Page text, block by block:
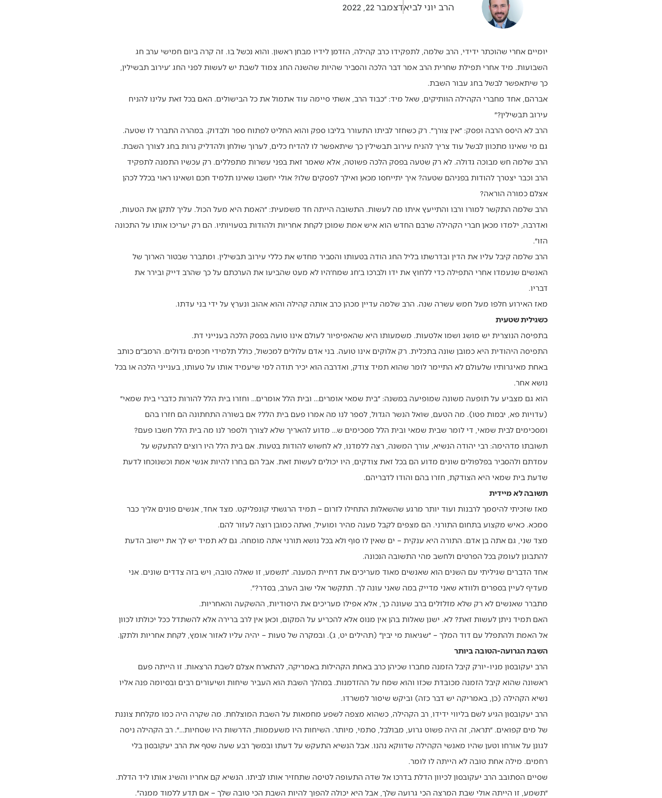
הרב יוני לביאדצמבר 22, 2022
יומיים אחרי שהוכתר ידידי, הרב שלמה, לתפקידו כרב קהילה, הזדמן לידיו מבחן ראשון. והוא נכשל בו. זה קרה ביום חמישי ערב חג
השבועות. מיד אחרי תפילת שחרית הרב אמר דבר הלכה והסביר שהיות שהשנה החג צמוד לשבת יש לעשות לפני החג ׳עירוב תבשילין,
כך שיתאפשר לבשל בחג עבור השבת.
אברהם, אחד מחברי הקהילה הוותיקים, שאל מיד: ״כבוד הרב, אשתי סיימה עוד אתמול את כל הבישולים. האם בכל זאת עלינו להניח
עירוב תבשילין?״
הרב לא היסס הרבה ופסק: ״אין צורך״. רק כשחזר לביתו התעורר בליבו ספק והוא החליט לפתוח ספר ולבדוק. במהרה התברר לו שטעה.
גם מי שאינו מתכוון לבשל עוד צריך להניח עירוב תבשילין כך שיתאפשר לו להדיח כלים, לערוך שולחן ולהדליק נרות בחג לצורך השבת.
הרב שלמה חש מבוכה גדולה. לא רק שטעה בפסק הלכה פשוטה, אלא שאמר זאת בפני עשרות מתפללים. רק עכשיו התמנה לתפקיד
הרב וכבר יצטרך להודות בפניהם שטעה? איך יתייחסו מכאן ואילך לפסקים שלו? אולי יחשבו שאינו תלמיד חכם ושאינו ראוי בכלל לכהן
אצלם כמורה הוראה?
הרב שלמה התקשר למורו ורבו והתייעץ איתו מה לעשות. התשובה הייתה חד משמעית: ״האמת היא מעל הכול. עליך לתקן את הטעות,
ואדרבה, ילמדו מכאן חברי הקהילה שרבם החדש הוא איש אמת שמוכן לקחת אחריות ולהודות בטעויותיו. הם רק יעריכו אותו על התכונה
הזו״.
הרב שלמה קיבל עליו את הדין ובדרשתו בליל החג הודה בטעותו והסביר מחדש את כללי עירוב תבשילין. ומתברר שבטור הארוך של
האנשים שנעמדו אחרי התפילה כדי ללחוץ את ידו ולברכו ב׳חג שמח׳היו לא מעט שהביעו את הערכתם על כך שהרב דייק ובירר את
דבריו.
מאז האירוע חלפו מעל חמש עשרה שנה. הרב שלמה עדיין מכהן כרב אותה קהילה והוא אהוב ונערץ על ידי בני עדתו.
כשגילית שטעית
בתפיסה הנוצרית יש מושג ושמו אלטעות. משמעותו היא שהאפיפיור לעולם אינו טועה בפסק הלכה בענייני דת.
התפיסה היהודית היא כמובן שונה בתכלית. רק אלוקים אינו טועה. בני אדם עלולים למכשול, כולל תלמידי חכמים גדולים. הרמב״ם כותב
באחת מאיגרותיו שלעולם לא התיימר לומר שהוא תמיד צודק, ואדרבה הוא יכיר תודה למי שיעמיד אותו על טעותו, בענייני הלכה או בכל
נושא אחר.
הוא גם מצביע על תופעה משונה שמופיעה במשנה: ״בית שמאי אומרים… ובית הלל אומרים… וחזרו בית הלל להורות כדברי בית שמאי״
(עדויות פא, יבמות פטו). מה הטעם, שואל הנשר הגדול, לספר לנו מה אמרו פעם בית הלל? אם בשורה התחתונה הם חזרו בהם
ומסכימים לבית שמאי, די לומר שבית שמאי ובית הלל מסכימים ש… מדוע להאריך שלא לצורך ולספר לנו מה בית הלל חשבו פעם?
תשובתו מדהימה: רבי יהודה הנשיא, עורך המשנה, רצה ללמדנו, לא לחשוש להודות בטעות. אם בית הלל היו רוצים להתעקש על
עמדתם ולהסביר בפלפולים שונים מדוע הם בכל זאת צודקים, היו יכולים לעשות זאת. אבל הם בחרו להיות אנשי אמת וכשנוכחו לדעת
שדעת בית שמאי היא הצודקת, חזרו בהם והודו לדבריהם.
תשובה לא מיידית
מאז שזכיתי להיסמך לרבנות ועוד יותר מרגע שהשאלות התחילו לזרום – תמיד הרגשתי קונפליקט. מצד אחד, אנשים פונים אליך כבר
סמכא. כאיש מקצוע בתחום התורני. הם מצפים לקבל מענה מהיר ומועיל, ואתה כמובן רוצה לעזור להם.
מצד שני, גם אתה בן אדם. התורה היא ענקית – ים שאין לו סוף ולא בכל נושא תורני אתה מומחה. גם לא תמיד יש לך את יישוב הדעת
להתבונן לעומק בכל הפרטים ולחשב מהי התשובה הנכונה.
אחד הדברים שגיליתי עם השנים הוא שאנשים מאוד מעריכים את דחיית המענה. ״תשמע, זו שאלה טובה, ויש בזה צדדים שונים. אני
מעדיף לעיין בספרים ולוודא שאני מדייק במה שאני עונה לך. תתקשר אלי שוב הערב, בסדר?״.
מתברר שאנשים לא רק שלא מזלזלים ברב שעונה כך, אלא אפילו מעריכים את היסודיות, ההשקעה והאחריות.
האם תמיד ניתן לעשות זאת? לא. ישנן שאלות בהן אין מנוס אלא להכריע על המקום, וכאן אין לרב ברירה אלא להשתדל ככל יכולתו לכוון
אל האמת ולהתפלל עם דוד המלך – ״שגיאות מי יבין״ (תהילים יט, ג). ובמקרה של טעות – יהיה עליו לאזור אומץ, לקחת אחריות ולתקן.
השבת הגרועה-הטובה ביותר
הרב יעקובסון מניו-יורק קיבל הזמנה מחברו שכיהן כרב באחת הקהילות באמריקה, להתארח אצלם לשבת הרצאות. זו הייתה פעם
ראשונה שהוא קיבל הזמנה מכובדת שכזו והוא שמח על ההזדמנות. במהלך השבת הוא העביר שיחות ושיעורים רבים ובסיומה פנה אליו
נשיא הקהילה (כן, באמריקה יש דבר כזה) וביקש שיסור למשרדו.
הרב יעקובסון הגיע לשם בליווי ידידו, רב הקהילה, כשהוא מצפה לשפע מחמאות על השבת המוצלחת. מה שקרה היה כמו מקלחת צוננת
של מים קפואים. ״תראה, זה היה פשוט גרוע, מבולבל, סתמי, מיותר. השיחות היו משעממות, הדרשות היו שטחיות…״. רב הקהילה ניסה
לגונן על אורחו וטען שהיו מאנשי הקהילה שדווקא נהנו. אבל הנשיא התעקש על דעתו ובמשך רבע שעה שטף את הרב יעקובסון בלי
רחמים. מילה אחת טובה לא הייתה לו לומר.
שסיים הסתובב הרב יעקובסון לכיוון הדלת בדרכו אל שדה התעופה לטיסה שתחזיר אותו לביתו. הנשיא קם אחריו והשיג אותו ליד הדלת.
״תשמע, זו הייתה אולי שבת המרצה הכי גרועה שלך, אבל היא יכולה להפוך להיות השבת הכי טובה שלך – אם תדע ללמוד ממנה״.